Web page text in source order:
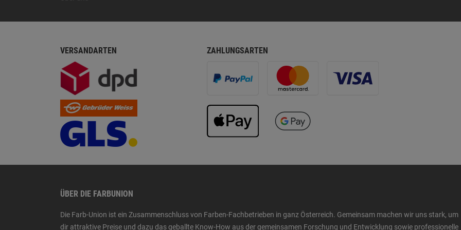
VERSANDARTEN ZAHLUNGSARTEN
ÜBER DIE FARBUNION
Die Farb-Union ist ein Zusammenschluss von Farben-Fachbetrieben in ganz Österreich. Gemeinsam machen wir uns stark, um
dir attraktive Preise und dazu das geballte Know-How aus der gemeinsamen Forschung und Entwicklung sowie professionelle